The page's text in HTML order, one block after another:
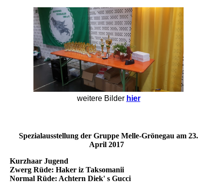
weitere Bilder hier
Spezialausstellung der Gruppe Melle-Grönegau am 23.
April 2017
Kurzhaar Jugend
Zwerg Rüde: Haker iz Taksomanii
Normal Rüde: Achtern Diek' s Gucci